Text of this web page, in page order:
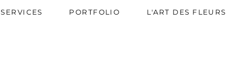
SERVICES PORTFOLIO L'ART DES FLEURS